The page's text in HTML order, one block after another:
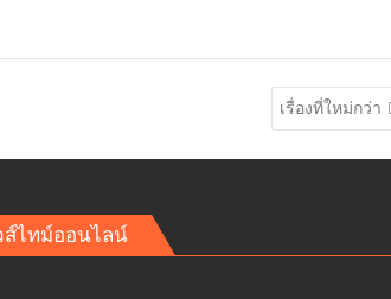
เรื่องที่ใหม่กว่า
ไทม์ออนไลน์